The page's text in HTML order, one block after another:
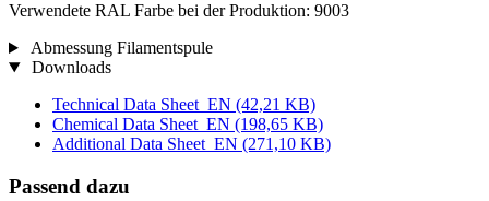
Verwendete RAL Farbe bei der Produktion: 9003
Abmessung Filamentspule
Downloads
Technical Data Sheet_EN (42,21 KB)
Chemical Data Sheet_EN (198,65 KB)
Additional Data Sheet_EN (271,10 KB)
Passend dazu